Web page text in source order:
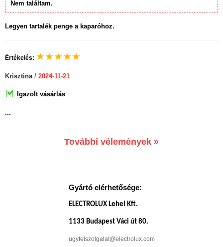
Nem találtam.
Legyen tartalék penge a kaparóhoz.
Értékelés: ★★★★★
Krisztina/ 2024-11-21
Igazolt vásárlás
...
További vélemények »
Gyártó elérhetősége:
ELECTROLUX Lehel Kft.
1133 Budapest Váci út 80.
ugyfelszolgalat@electrolux.com